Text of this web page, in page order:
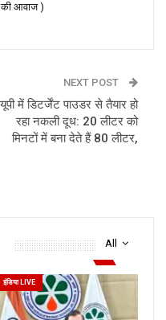
की आवाज )
NEXT POST
यूपी में डिटर्जेंट पाउडर से तैयार हो
रहा नकली दूध: 20 लीटर को
मिनटों में बना देते हैं 80 लीटर,
All
इंडिया LIVE